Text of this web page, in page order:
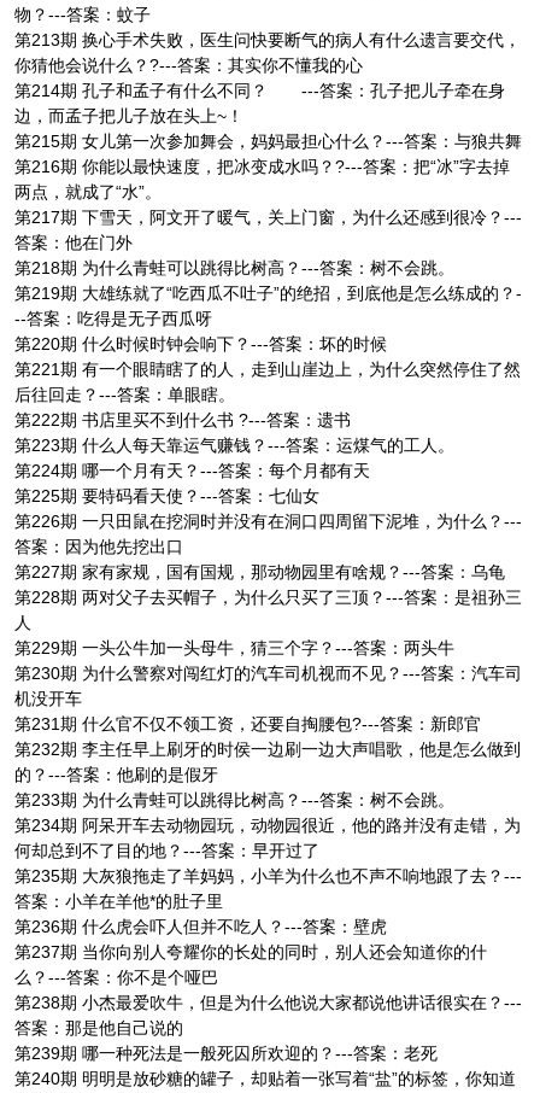
物？---答案：蚊子
第213期 换心手术失败，医生问快要断气的病人有什么遗言要交代，
你猜他会说什么？?---答案：其实你不懂我的心
第214期 孔子和孟子有什么不同？ ---答案：孔子把儿子牵在身
边，而孟子把儿子放在头上~！
第215期 女儿第一次参加舞会，妈妈最担心什么？---答案：与狼共舞
第216期 你能以最快速度，把冰变成水吗？?---答案：把“冰”字去掉
两点，就成了“水”。
第217期 下雪天，阿文开了暖气，关上门窗，为什么还感到很冷？---
答案：他在门外
第218期 为什么青蛙可以跳得比树高？---答案：树不会跳。
第219期 大雄练就了“吃西瓜不吐子”的绝招，到底他是怎么练成的？-
--答案：吃得是无子西瓜呀
第220期 什么时候时钟会响下？---答案：坏的时候
第221期 有一个眼睛瞎了的人，走到山崖边上，为什么突然停住了然
后往回走？---答案：单眼瞎。
第222期 书店里买不到什么书 ?---答案：遗书
第223期 什么人每天靠运气赚钱？---答案：运煤气的工人。
第224期 哪一个月有天？---答案：每个月都有天
第225期 要特码看天使？---答案：七仙女
第226期 一只田鼠在挖洞时并没有在洞口四周留下泥堆，为什么？---
答案：因为他先挖出口
第227期 家有家规，国有国规，那动物园里有啥规？---答案：乌龟
第228期 两对父子去买帽子，为什么只买了三顶？---答案：是祖孙三
人
第229期 一头公牛加一头母牛，猜三个字？---答案：两头牛
第230期 为什么警察对闯红灯的汽车司机视而不见？---答案：汽车司
机没开车
第231期 什么官不仅不领工资，还要自掏腰包?---答案：新郎官
第232期 李主任早上刷牙的时侯一边刷一边大声唱歌，他是怎么做到
的？---答案：他刷的是假牙
第233期 为什么青蛙可以跳得比树高？---答案：树不会跳。
第234期 阿呆开车去动物园玩，动物园很近，他的路并没有走错，为
何却总到不了目的地？---答案：早开过了
第235期 大灰狼拖走了羊妈妈，小羊为什么也不声不响地跟了去？---
答案：小羊在羊他*的肚子里
第236期 什么虎会吓人但并不吃人？---答案：壁虎
第237期 当你向别人夸耀你的长处的同时，别人还会知道你的什
么？---答案：你不是个哑巴
第238期 小杰最爱吹牛，但是为什么他说大家都说他讲话很实在？---
答案：那是他自己说的
第239期 哪一种死法是一般死囚所欢迎的？---答案：老死
第240期 明明是放砂糖的罐子，却贴着一张写着“盐”的标签，你知道